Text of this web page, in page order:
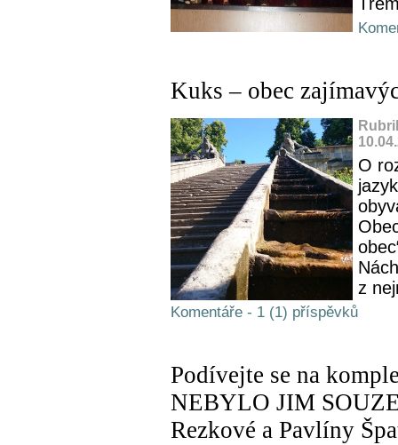
Kuks – obec
O
z
Komentáře - 1 (1) příspěvků
Podívejte se na
NEBYLO JIM
Rezkové a Pavlíny